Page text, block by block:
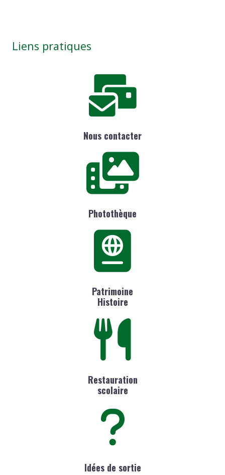
Liens pratiques
Nous contacter
Photothèque
Patrimoine
Histoire
Restauration
scolaire
Idées de sortie